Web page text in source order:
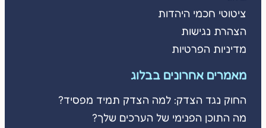
ציטוטי חכמי היהדות
הצהרת נגישות
מדיניות הפרטיות
מאמרים אחרונים בבלוג
החוק נגד הצדק: למה הצדק תמיד מפסיד?
מה התוכן הפנימי של הערכים שלך?